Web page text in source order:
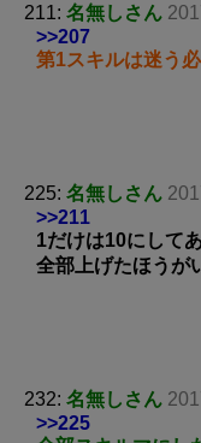
211: 名無しさん
>>207
第1スキルは迷う
225: 名無しさん
>>211
1だけは10にして
全部上げたほうが
232: 名無しさん
>>225